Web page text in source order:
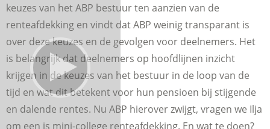
keuzes van het ABP bestuur ten aanzien van de
renteafdekking en vindt dat ABP weinig transparant is
over deze keuzes en de gevolgen voor deelnemers. Het
is belangrijk dat deelnemers op hoofdlijnen inzicht
krijgen in de keuzes van het bestuur in de loop van de
tijd en wat dit betekent voor hun pensioen bij stijgende
en dalende rentes. Nu ABP hierover zwijgt, vragen we Ilja
om een is mini-college renteafdekking. En wat te doen?